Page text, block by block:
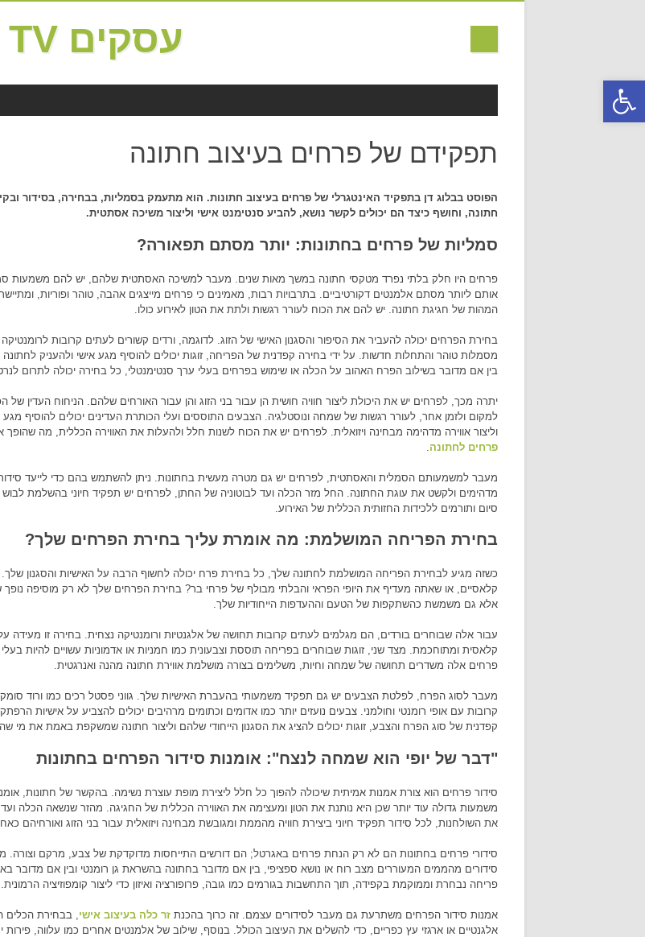
עסקים TV
תפקידם של פרחים בעיצוב חתונה
הפוסט בבלוג דן בתפקיד האינטגרלי של פרחים בעיצוב חתונות. הוא מתעמק בסמליות, בבחירה, בסידור
חתונה, וחושף כיצד הם יכולים לקשר נושא, להביע סנטימנט אישי וליצור משיכה אסתטית.
סמליות של פרחים בחתונות: יותר מסתם תפאורה?
פרחים היו חלק בלתי נפרד מטקסי חתונה במשך מאות שנים. מעבר למשיכה האסתטית שלהם, יש להם משמעות
אותם ליותר מסתם אלמנטים דקורטיביים. בתרבויות רבות, מאמינים כי פרחים מייצגים אהבה, טוהר ופוריות,
המהות של חגיגת חתונה. יש להם את הכוח לעורר רגשות ולתת את הטון לאירוע כולו.
בחירת הפרחים יכולה להעביר את הסיפור והסגנון האישי של הזוג. לדוגמה, ורדים קשורים לעתים קרובות
מסמלות טוהר והתחלות חדשות. על ידי בחירה קפדנית של הפריחה, זוגות יכולים להוסיף מגע אישי ולהעניק
בין אם מדובר בשילוב הפרח האהוב על הכלה או שימוש בפרחים בעלי ערך סנטימנטלי, כל בחירה יכולה לתרום
יתרה מכך, לפרחים יש את היכולת ליצור חוויה חושית הן עבור בני הזוג והן עבור האורחים שלהם. הניחוח העדין של
למקום ולזמן אחר, לעורר רגשות של שמחה ונוסטלגיה. הצבעים התוססים ועלי הכותרת העדינים יכולים להוסיף מגע
וליצור אווירה מדהימה מבחינה ויזואלית. לפרחים יש את הכוח לשנות חלל ולהעלות את האווירה הכללית, מה שהופך
פרחים לחתונה
מעבר למשמעותם הסמלית והאסתטית, לפרחים יש גם מטרה מעשית בחתונות. ניתן להשתמש בהם כדי לייעד סידורי
מדהימים ולקשט את עוגת החתונה. החל מזר הכלה ועד לבוטוניה של החתן, לפרחים יש תפקיד חיוני בהשלמת
סיום ותורמים ללכידות החזותית הכללית של האירוע.
בחירת הפריחה המושלמת: מה אומרת עליך בחירת הפרחים שלך?
כשזה מגיע לבחירת הפריחה המושלמת לחתונה שלך, כל בחירת פרח יכולה לחשוף הרבה על האישיות והסגנון
קלאסיים, או שאתה מעדיף את היופי הפראי והבלתי מבולף של פרחי בר? בחירת הפרחים שלך לא רק מוסיפה נופך
אלא גם משמשת כהשתקפות של הטעם וההעדפות הייחודיות שלך.
עבור אלה שבוחרים בורדים, הם מגלמים לעתים קרובות תחושה של אלגנטיות ורומנטיקה נצחית. בחירה זו מעידה
קלאסית ומתוחכמת. מצד שני, זוגות שבוחרים בפריחה תוססת וצבעונית כמו חמניות או אדמוניות עשויים להיות בעלי
פרחים אלה משדרים תחושה של שמחה וחיות, משלימים בצורה מושלמת אווירת חתונה מהנה ואנרגטית.
מעבר לסוג הפרח, לפלטת הצבעים יש גם תפקיד משמעותי בהעברת האישיות שלך. גווני פסטל רכים כמו ורוד סומק
קרובות עם אופי רומנטי וחולמני. צבעים נועזים יותר כמו אדומים וכתומים מרהיבים יכולים להצביע על אישיות
קפדנית של סוג הפרח והצבע, זוגות יכולים להציג את הסגנון הייחודי שלהם וליצור חתונה שמשקפת באמת את מי שהם
"דבר של יופי הוא שמחה לנצח": אומנות סידור הפרחים בחתונות
סידור פרחים הוא צורת אמנות אמיתית שיכולה להפוך כל חלל ליצירת מופת עוצרת נשימה. בהקשר של חתונות,
משמעות גדולה עוד יותר שכן היא נותנת את הטון ומעצימה את האווירה הכללית של החגיגה. מהזר שנשאה הכלה
את השולחנות, לכל סידור תפקיד חיוני ביצירת חוויה מהממת ומגובשת מבחינה ויזואלית עבור בני הזוג ואורחיהם
סידורי פרחים בחתונות הם לא רק הנחת פרחים באגרטל; הם דורשים התייחסות מדוקדקת של צבע, מרקם וצורה.
סידורים מהממים המעוררים מצב רוח או נושא ספציפי, בין אם מדובר בחתונה בהשראת גן רומנטי ובין אם מדובר
פריחה נבחרת וממוקמת בקפידה, תוך התחשבות בגורמים כמו גובה, פרופורציה ואיזון כדי ליצור קומפוזיציה הרמונית.
אמנות סידור הפרחים משתרעת גם מעבר לסידורים עצמם. זה כרוך בהכנת זר כלה בעיצוב אישי , בבחירת הכלים
אלגנטיים או ארגזי עץ כפריים, כדי להשלים את העיצוב הכולל. בנוסף, שילוב של אלמנטים אחרים כמו עלווה, פירות
פתח סרגל נגישות